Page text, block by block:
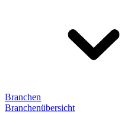
Branchen
Branchenübersicht